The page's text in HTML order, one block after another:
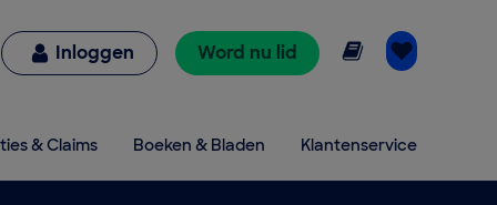
Inloggen Word nu lid Online lezen
& Claims Boeken & Bladen Klantenservice